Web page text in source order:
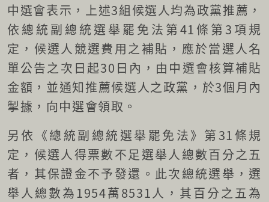
中選會表示，上述3組候選人均為政黨推薦，
依總統副總統選舉罷免法第41條第3項規
定，候選人競選費用之補貼，應於當選人名
單公告之次日起30日內，由中選會核算補貼
金額，並通知推薦候選人之政黨，於3個月內
掣據，向中選會領取。
另依《總統副總統選舉罷免法》第31條規
定，候選人得票數不足選舉人總數百分之五
者，其保證金不予發還。此次總統選舉，選
舉人總數為1954萬8531人，其百分之五為